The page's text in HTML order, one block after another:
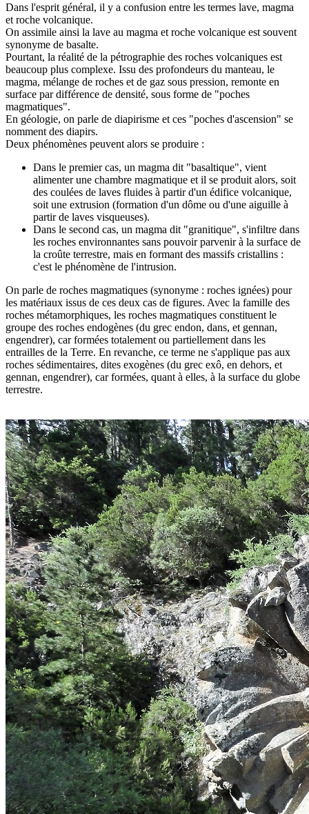
Dans l'esprit général, il y a confusion entre les termes lave, magma
et roche volcanique.
On assimile ainsi la lave au magma et roche volcanique est souvent
synonyme de basalte.
Pourtant, la réalité de la pétrographie des roches volcaniques est
beaucoup plus complexe. Issu des profondeurs du manteau, le
magma, mélange de roches et de gaz sous pression, remonte en
surface par différence de densité, sous forme de "poches
magmatiques".
En géologie, on parle de diapirisme et ces "poches d'ascension" se
nomment des diapirs.
Deux phénomènes peuvent alors se produire :
Dans le premier cas, un magma dit "basaltique", vient
alimenter une chambre magmatique et il se produit alors, soit
des coulées de laves fluides à partir d'un édifice volcanique,
soit une extrusion (formation d'un dôme ou d'une aiguille à
partir de laves visqueuses).
Dans le second cas, un magma dit "granitique", s'infiltre dans
les roches environnantes sans pouvoir parvenir à la surface de
la croûte terrestre, mais en formant des massifs cristallins :
c'est le phénomène de l'intrusion.
On parle de roches magmatiques (synonyme : roches ignées) pour
les matériaux issus de ces deux cas de figures. Avec la famille des
roches métamorphiques, les roches magmatiques constituent le
groupe des roches endogènes (du grec endon, dans, et gennan,
engendrer), car formées totalement ou partiellement dans les
entrailles de la Terre. En revanche, ce terme ne s'applique pas aux
roches sédimentaires, dites exogènes (du grec exô, en dehors, et
gennan, engendrer), car formées, quant à elles, à la surface du globe
terrestre.